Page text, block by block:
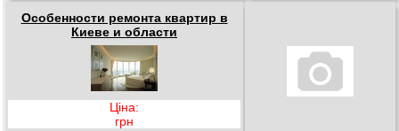
Особенности ремонта квартир в
Киеве и области
Ціна:
грн